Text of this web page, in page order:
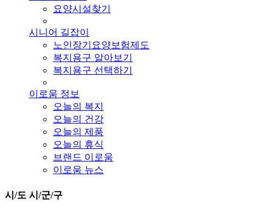
요양시설찾기
시니어 길잡이
노인장기요양보험제도
복지용구 알아보기
복지용구 선택하기
이로움 정보
오늘의 복지
오늘의 건강
오늘의 제품
오늘의 휴식
브랜드 이로움
이로움 뉴스
시/도 시/군/구